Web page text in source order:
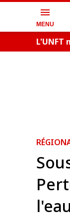
menu
MENU
l'eau